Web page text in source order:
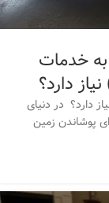
خدمات
دارد؟
دارد؟ در دنیای
پوشاندن زمین